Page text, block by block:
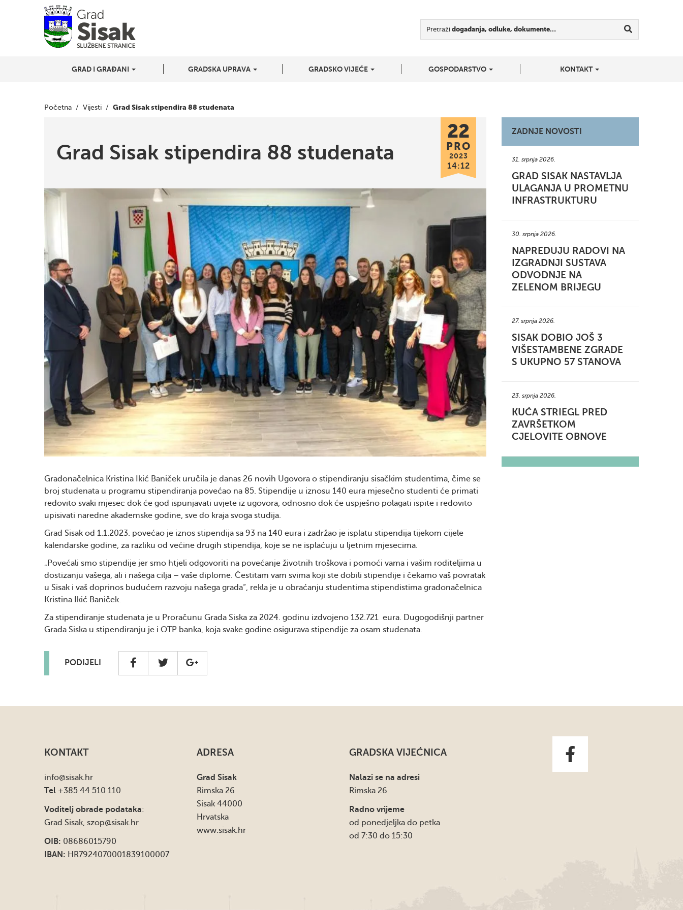
Pretraži događanja, odluke, dokumente…
GRAD I GRAĐANI GRADSKA UPRAVA GRADSKO VIJEĆE GOSPODARSTVO KONTAKT
Početna / Vijesti / Grad Sisak stipendira 88 studenata
Grad Sisak stipendira 88 studenata
22
PRO
2023
14:12
Gradonačelnica Kristina Ikić Baniček uručila je danas 26 novih Ugovora o stipendiranju sisačkim studentima, čime se
broj studenata u programu stipendiranja povećao na 85. Stipendije u iznosu 140 eura mjesečno studenti će primati
redovito svaki mjesec dok će god ispunjavati uvjete iz ugovora, odnosno dok će uspješno polagati ispite i redovito
upisivati naredne akademske godine, sve do kraja svoga studija.
Grad Sisak od 1.1.2023. povećao je iznos stipendija sa 93 na 140 eura i zadržao je isplatu stipendija tijekom cijele
kalendarske godine, za razliku od većine drugih stipendija, koje se ne isplaćuju u ljetnim mjesecima.
„Povećali smo stipendije jer smo htjeli odgovoriti na povećanje životnih troškova i pomoći vama i vašim roditeljima u
dostizanju vašega, ali i našega cilja – vaše diplome. Čestitam vam svima koji ste dobili stipendije i čekamo vaš povratak
u Sisak i vaš doprinos budućem razvoju našega grada“, rekla je u obraćanju studentima stipendistima gradonačelnica
Kristina Ikić Baniček.
Za stipendiranje studenata je u Proračunu Grada Siska za 2024. godinu izdvojeno 132.721 eura. Dugogodišnji partner
Grada Siska u stipendiranju je i OTP banka, koja svake godine osigurava stipendije za osam studenata.
PODIJELI
ZADNJE NOVOSTI
31. srpnja 2026.
GRAD SISAK NASTAVLJA
ULAGANJA U PROMETNU
INFRASTRUKTURU
30. srpnja 2026.
NAPREDUJU RADOVI NA
IZGRADNJI SUSTAVA
ODVODNJE NA
ZELENOM BRIJEGU
27. srpnja 2026.
SISAK DOBIO JOŠ 3
VIŠESTAMBENE ZGRADE
S UKUPNO 57 STANOVA
23. srpnja 2026.
KUĆA STRIEGL PRED
ZAVRŠETKOM
CJELOVITE OBNOVE
KONTAKT
info@sisak.hr
Tel +385 44 510 110
Voditelj obrade podataka:
Grad Sisak, szop@sisak.hr
OIB: 08686015790
IBAN: HR7924070001839100007
ADRESA
Grad Sisak
Rimska 26
Sisak 44000
Hrvatska
www.sisak.hr
GRADSKA VIJEĆNICA
Nalazi se na adresi
Rimska 26
Radno vrijeme
od ponedjeljka do petka
od 7:30 do 15:30